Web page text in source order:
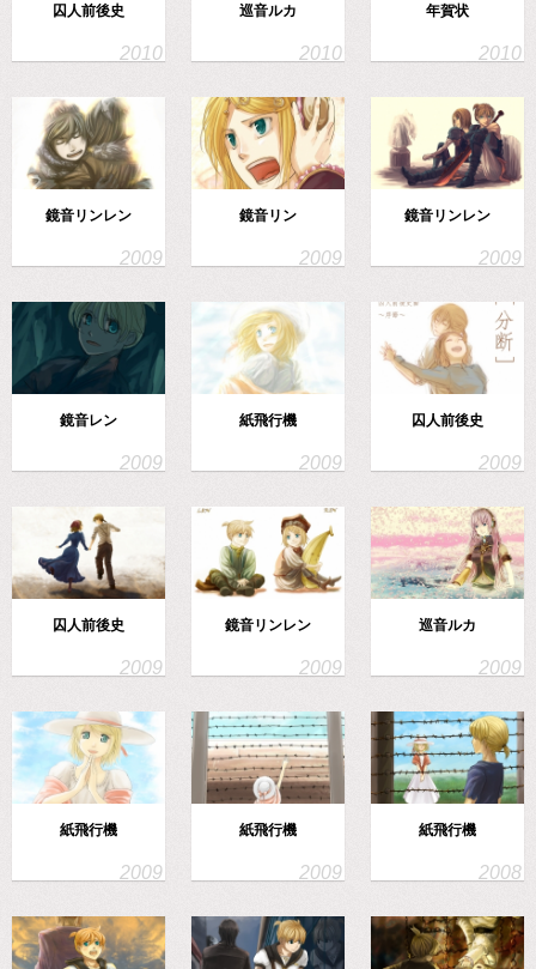
囚人前後史 巡音ルカ 年賀状
鏡音リンレン 鏡音リン 鏡音リンレン
鏡音レン 紙飛行機 囚人前後史
囚人前後史 鏡音リンレン 巡音ルカ
紙飛行機 紙飛行機 紙飛行機